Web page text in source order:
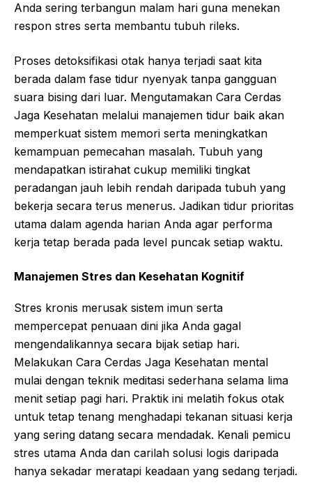
Anda sering terbangun malam hari guna menekan
respon stres serta membantu tubuh rileks.
Proses detoksifikasi otak hanya terjadi saat kita
berada dalam fase tidur nyenyak tanpa gangguan
suara bising dari luar. Mengutamakan Cara Cerdas
Jaga Kesehatan melalui manajemen tidur baik akan
memperkuat sistem memori serta meningkatkan
kemampuan pemecahan masalah. Tubuh yang
mendapatkan istirahat cukup memiliki tingkat
peradangan jauh lebih rendah daripada tubuh yang
bekerja secara terus menerus. Jadikan tidur prioritas
utama dalam agenda harian Anda agar performa
kerja tetap berada pada level puncak setiap waktu.
Manajemen Stres dan Kesehatan Kognitif
Stres kronis merusak sistem imun serta
mempercepat penuaan dini jika Anda gagal
mengendalikannya secara bijak setiap hari.
Melakukan Cara Cerdas Jaga Kesehatan mental
mulai dengan teknik meditasi sederhana selama lima
menit setiap pagi hari. Praktik ini melatih fokus otak
untuk tetap tenang menghadapi tekanan situasi kerja
yang sering datang secara mendadak. Kenali pemicu
stres utama Anda dan carilah solusi logis daripada
hanya sekadar meratapi keadaan yang sedang terjadi.